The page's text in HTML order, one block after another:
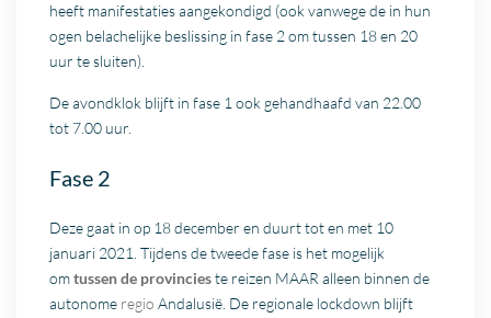
heeft manifestaties aangekondigd (ook vanwege de in hun
ogen belachelijke beslissing in fase 2 om tussen 18 en 20
uur te sluiten).
De avondklok blijft in fase 1 ook gehandhaafd van 22.00
tot 7.00 uur.
Fase 2
Deze gaat in op 18 december en duurt tot en met 10
januari 2021. Tijdens de tweede fase is het mogelijk
omtussen de provincieste reizen MAAR alleen binnen de
autonome regio Andalusië. De regionale lockdown blijft